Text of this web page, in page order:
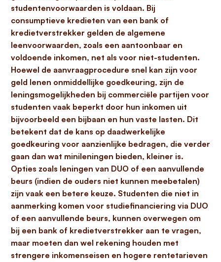
studentenvoorwaarden is voldaan. Bij
consumptieve kredieten van een bank of
kredietverstrekker gelden de algemene
leenvoorwaarden, zoals een aantoonbaar en
voldoende inkomen, net als voor niet-studenten.
Hoewel de aanvraagprocedure snel kan zijn voor
geld lenen onmiddellijke goedkeuring, zijn de
leningsmogelijkheden bij commerciële partijen voor
studenten vaak beperkt door hun inkomen uit
bijvoorbeeld een bijbaan en hun vaste lasten. Dit
betekent dat de kans op daadwerkelijke
goedkeuring voor aanzienlijke bedragen, die verder
gaan dan wat minileningen bieden, kleiner is.
Opties zoals leningen van DUO of een aanvullende
beurs (indien de ouders niet kunnen meebetalen)
zijn vaak een betere keuze. Studenten die niet in
aanmerking komen voor studiefinanciering via DUO
of een aanvullende beurs, kunnen overwegen om
bij een bank of kredietverstrekker aan te vragen,
maar moeten dan wel rekening houden met
strengere inkomenseisen en hogere rentetarieven